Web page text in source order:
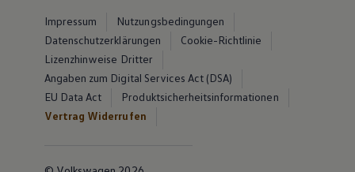
Impressum
Nutzungsbedingungen
Datenschutzerklärungen
Cookie-Richtlinie
Lizenzhinweise Dritter
Angaben zum Digital Services Act (DSA)
EU Data Act
Produktsicherheitsinformationen
Vertrag Widerrufen